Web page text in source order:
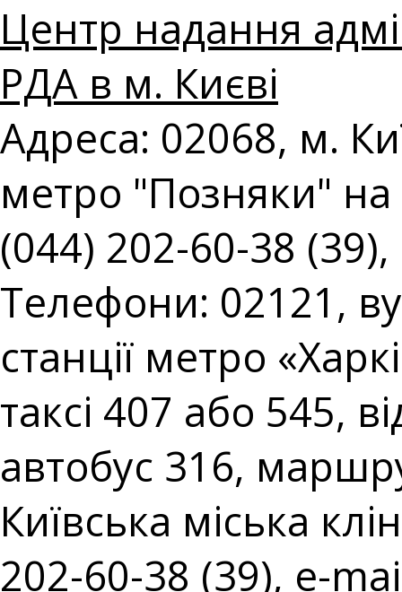
Центр надання
РДА в м. Києві
Адреса: 02068, м.
метро "Позняки"
(044) 202-60-38
Телефони: 02121,
станції метро
таксі 407 або 545,
автобус 316,
Київська міська
202-60-38 (39), e-